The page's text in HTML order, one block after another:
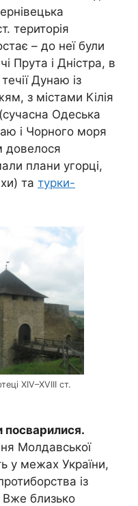
територія
– до неї були
Прута і Дністра, в
Дунаю із
з містами Кілія
Одеська
і Чорного моря
довелося
плани угорці,
та турки-
XIV–XVIII ст.
посварилися.
Молдавської
у межах України,
із
Вже близько